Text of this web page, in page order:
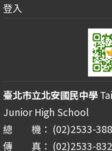
登入
臺北市立北安國民中學
Junior High School
總 機： (02)2533-
傳 真： (02)2533-